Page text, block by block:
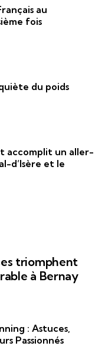
au
fois
du poids
accomplit un aller-
d’Isère et le
triomphent
à Bernay
: Astuces,
Passionnés